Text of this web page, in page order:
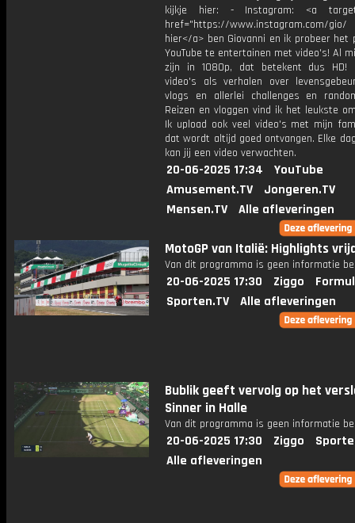
kijkje hier: - Instagram: <a
href="https://www.instagram.com/
hier</a> ben Giovanni en ik probeer het
YouTube te entertainen met video's! Al
zijn in 1080p, dat betekent dus HD!
video's als verhalen over
vlogs en allerlei challenges en
Reizen en vloggen vind ik het leukste
Ik upload ook veel video's met mijn
dat wordt altijd goed ontvangen. Elke
kan jij een video verwachten.
20-06-2025 17:34
YouTube
Amusement.TV
Jongeren.TV
Mensen.TV
Alle afleveringen
MotoGP van Italië: Highlights
Van dit programma is geen informatie
20-06-2025 17:30 Ziggo
Sporten.TV
Alle afleveringen
Bublik geeft vervolg op het
Sinner in Halle
Van dit programma is geen informatie
20-06-2025 17:30 Ziggo
Alle afleveringen